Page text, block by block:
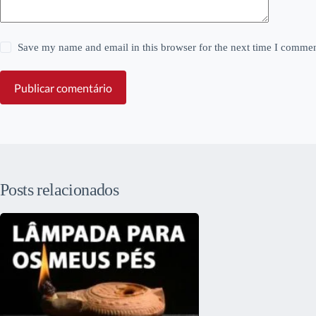
Save my name and email in this browser for the next time I
Publicar comentário
Posts relacionados